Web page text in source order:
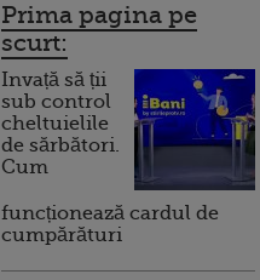
Prima pagina pe
scurt:
Invață să ții
sub control
cheltuielile
de sărbători.
Cum
funcționează cardul de
cumpărături